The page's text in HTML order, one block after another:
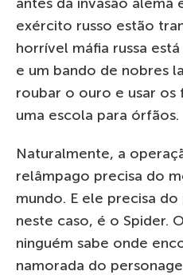
exército russo estão
horrível máfia russa
e um bando de nobres
roubar o ouro e usar os
uma escola para órfãos.
Naturalmente, a
relâmpago precisa do
mundo. E ele precisa
neste caso, é o Spider.
ninguém sabe onde
namorada do